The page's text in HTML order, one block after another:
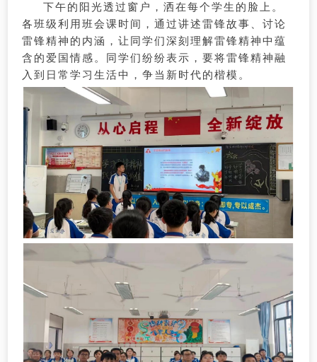
下午的阳光透过窗户，洒在每个学生的脸上。
各班级利用班会课时间，通过讲述雷锋故事、讨论
雷锋精神的内涵，让同学们深刻理解雷锋精神中蕴
含的爱国情感。同学们纷纷表示，要将雷锋精神融
入到日常学习生活中，争当新时代的楷模。